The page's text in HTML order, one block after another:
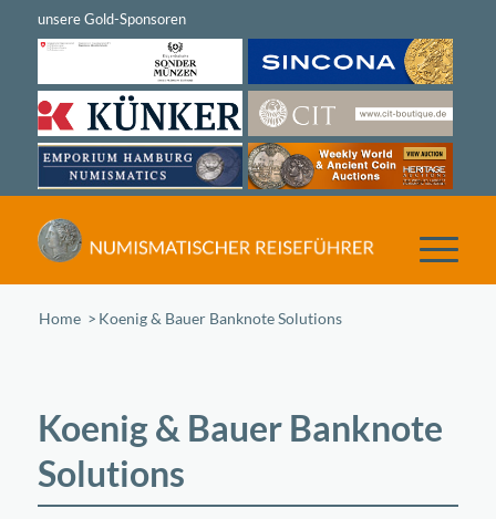
Home /Koenig & Bauer Banknote Solutions
Koenig & Bauer Banknote
Solutions